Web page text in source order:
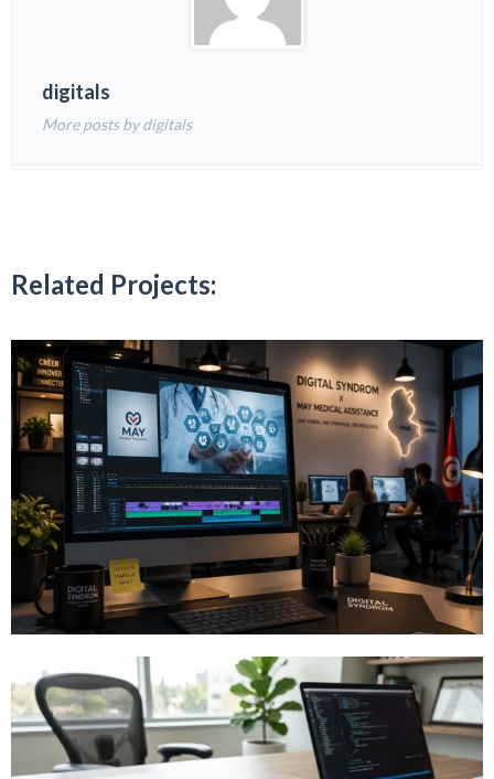
digitals
More posts by digitals
Related Projects: